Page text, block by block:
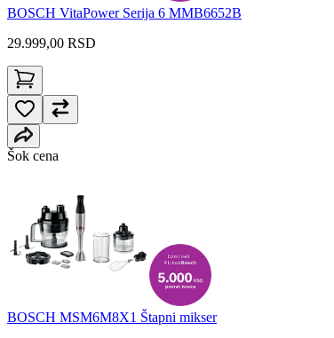
BOSCH VitaPower Serija 6 MMB6652B
29.999,00 RSD
Šok cena
BOSCH MSM6M8X1 Štapni mikser